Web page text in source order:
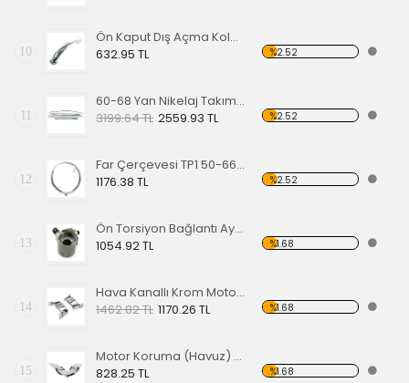
10
Ön Kaput Dış Açma Kolu Nikelajlı 52-67
632.95 TL
%2.52
11
60-68 Yan Nikelaj Takımı Kalın Tip
3199.64 TL 2559.93 TL %2.52
12
Far Çerçevesi TP1 50-66 TP2 50-67
1176.38 TL
%2.52
13
Ön Torsiyon Bağlantı Ayarlayıcı (ADJUSTER ) 66 Ve Üstü Modeller İçin
1054.92 TL
%1.68
14
Hava Kanallı Krom Motor Arka Kapağı
1462.82 TL 1170.26 TL %1.68
15
Motor Koruma (Havuz) Sacı Alt Krom
828.25 TL
%1.68